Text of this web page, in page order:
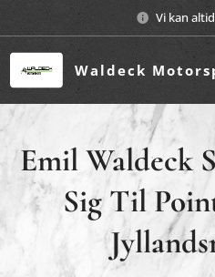
Vi kan
Waldeck
Emil Waldeck
Sig Til